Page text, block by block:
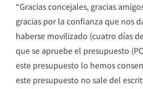
“Gracias concejales, gracias
gracias por la confianza que nos
haberse movilizado (cuatro días
que se apruebe el presupuesto
este presupuesto lo hemos
este presupuesto no sale del